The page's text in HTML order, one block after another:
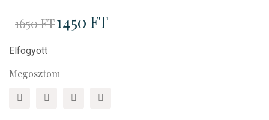
1650FT price
1450 FTCurrent
Elfogyott
Megosztom